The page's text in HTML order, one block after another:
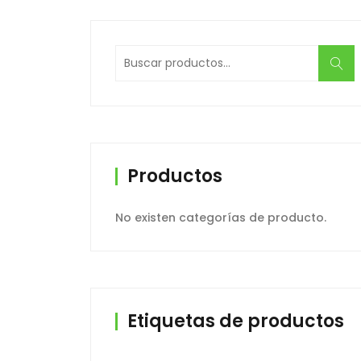
por:
Productos
No existen categorías de producto.
Etiquetas de productos